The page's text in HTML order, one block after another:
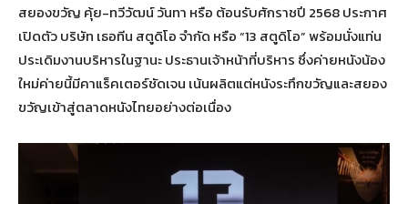
สยองขวัญ คุ้ย-ทวีวัฒน์ วันทา หรือ ต้อนรับศักราชปี 2568 ประกาศ
เปิดตัว บริษัท เธอทีน สตูดิโอ จำกัด หรือ “13 สตูดิโอ” พร้อมนั่งแท่น
ประเดิมงานบริหารในฐานะ ประธานเจ้าหน้าที่บริหาร ซึ่งค่ายหนังน้อง
ใหม่ค่ายนี้มีคาแร็คเตอร์ชัดเจน เน้นผลิตแต่หนังระทึกขวัญและสยอง
ขวัญเข้าสู่ตลาดหนังไทยอย่างต่อเนื่อง